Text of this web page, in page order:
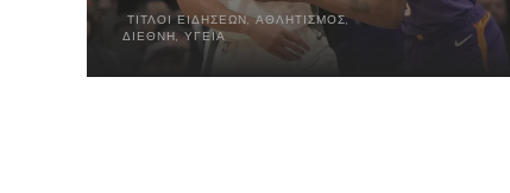
ΤΊΤΛΟΙ ΕΙΔΉΣΕΩΝ,ΑΘΛΗΤΙΣΜΌΣ,
ΔΙΕΘΝΉ ,ΥΓΕΊΑ